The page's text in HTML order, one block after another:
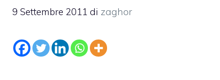
9 Settembre 2011 di zaghor